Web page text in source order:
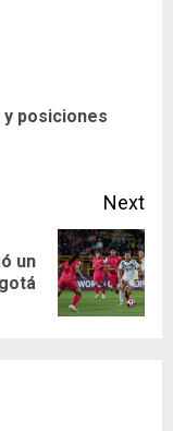
posiciones
Next
un